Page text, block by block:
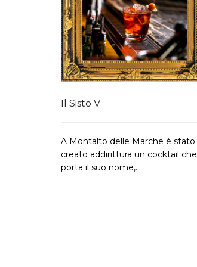
Il Sisto V
A Montalto delle Marche è stato
creato addirittura un cocktail che
porta il suo nome,...